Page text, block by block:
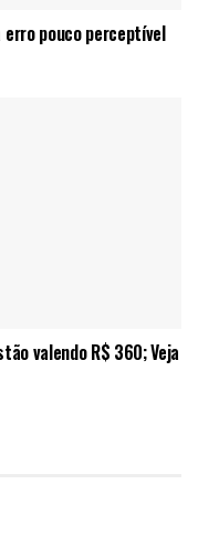
erro pouco perceptível
valendo R$ 360; Veja